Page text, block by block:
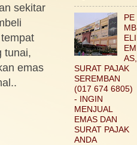
sekitar
tunai,
emas
PE
MB
ELI
EM
AS,
SURAT PAJAK
SEREMBAN
(017 674 6805)
- INGIN
MENJUAL
EMAS DAN
SURAT PAJAK
ANDA